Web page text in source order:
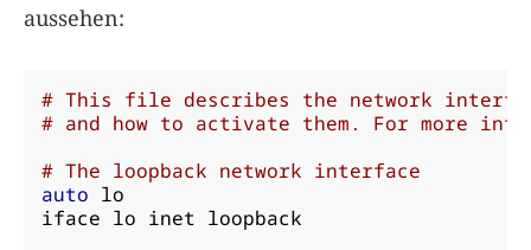
aussehen:
# This file describes the network
# and how to activate them. For more
# The loopback network interface
auto lo
iface lo inet loopback